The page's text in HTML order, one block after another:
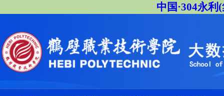
中国·304永